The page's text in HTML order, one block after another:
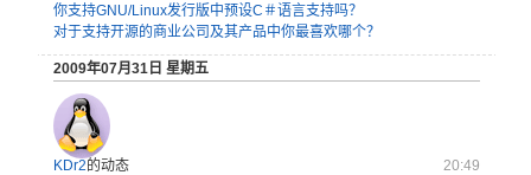
你支持GNU/Linux发行版中预设C＃语言支持吗？
对于支持开源的商业公司及其产品中你最喜欢哪个？
2009年07月31日 星期五
KDr2的动态
20:49